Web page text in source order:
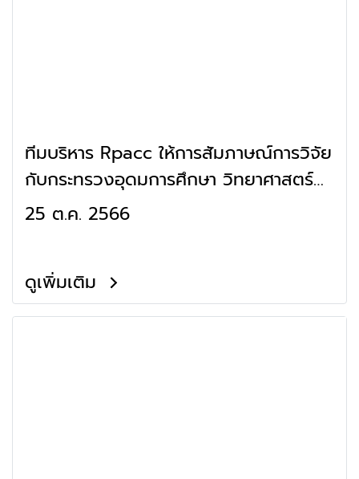
ทีมบริหาร Rpacc ให้การสัมภาษณ์การวิจัย
กับกระทรวงอุดมการศึกษา วิทยาศาสตร์
วิจัยและนวัตกรรม
25 ต.ค. 2566
ดูเพิ่มเติม